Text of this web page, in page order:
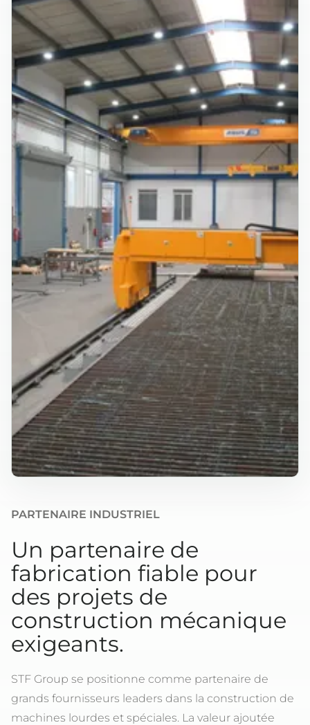
PARTENAIRE INDUSTRIEL
Un partenaire de
fabrication fiable pour
des projets de
construction mécanique
exigeants.
STF Group se positionne comme partenaire de
grands fournisseurs leaders dans la construction de
machines lourdes et spéciales. La valeur ajoutée